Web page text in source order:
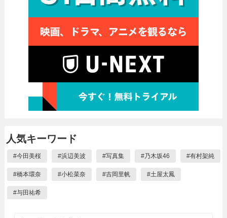
人気キーワード
#今田美桜 #浜辺美波 #写真集 #乃木坂46 #有村架純
#橋本環奈 #小松菜奈 #吉岡里帆 #土屋太鳳
#与田祐希